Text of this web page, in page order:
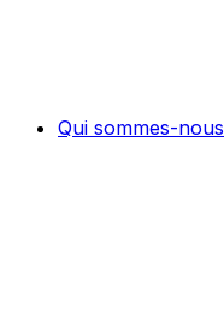
Qui sommes-nous